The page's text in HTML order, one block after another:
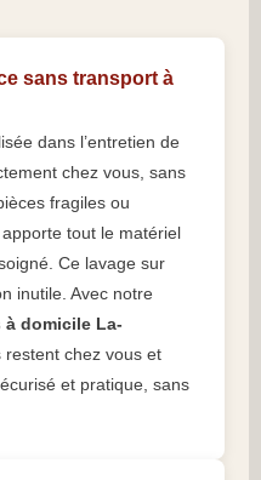
sans transport à
dans l’entretien de
chez vous, sans
fragiles ou
tout le matériel
Ce lavage sur
inutile. Avec notre
domicile La-
restent chez vous et
et pratique, sans